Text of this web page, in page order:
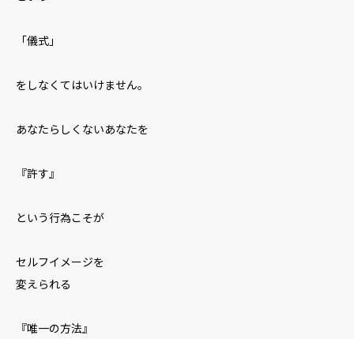
「儀式」
をしなくてはいけません。
あなたらしくないあなたを
『許す』
という行為こそが
セルフイメージを
変えられる
『唯一の方法』